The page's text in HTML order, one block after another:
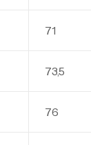
71
73,5
76